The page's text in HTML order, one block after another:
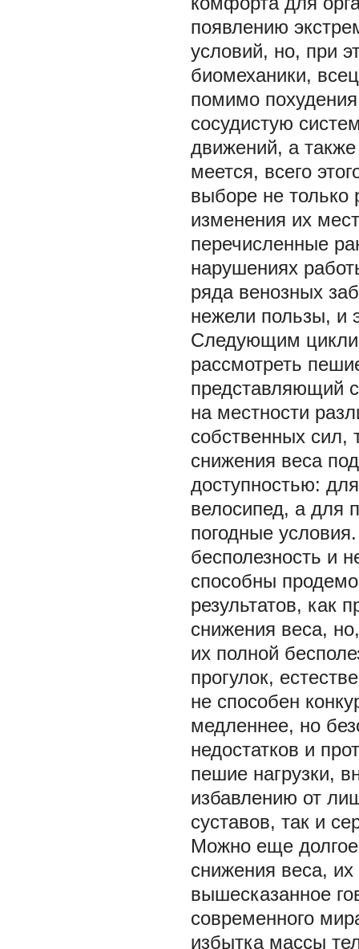
появлению
условий, но, при
биомеханики,
помимо
сосудистую
движений, а
меется, всего
выборе не только
изменения их
перечисленные
нарушениях
ряда венозных
нежели пользы, и
Следующим
рассмотреть
представляющий
на местности
собственных сил,
снижения веса
доступностью:
велосипед, а для
погодные
бесполезность и
способны
результатов, как
снижения веса,
их полной
прогулок,
не способен
медленнее, но
недостатков и
пешие нагрузки,
избавлению от
суставов, так и
Можно еще
снижения веса,
вышесказанное
современного
избытка массы